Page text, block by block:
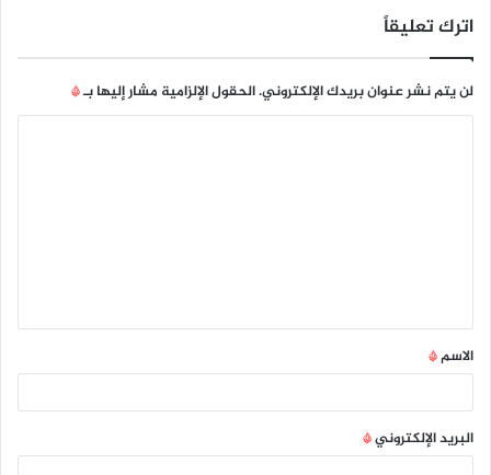
اترك تعليقاً
لن يتم نشر عنوان بريدك الإلكتروني.الحقول الإلزامية مشار إليها بـ*
ق
*
الاسم*
البريد الإلكتروني*